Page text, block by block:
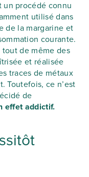
un procédé connu
utilisé dans
de la margarine et
courante.
tout de même des
et réalisée
traces de métaux
Toutefois, ce n’est
de
effet addictif.